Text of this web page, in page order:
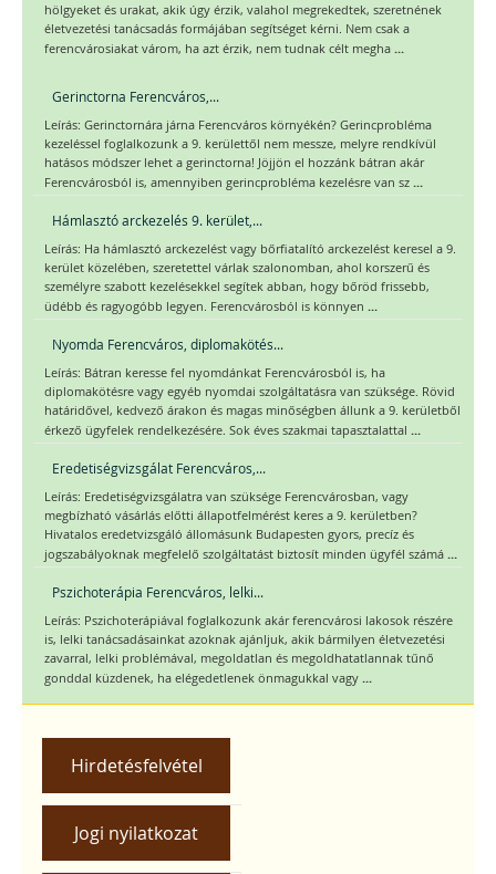
hölgyeket és urakat, akik úgy érzik, valahol megrekedtek, szeretnének
életvezetési tanácsadás formájában segítséget kérni. Nem csak a
ferencvárosiakat várom, ha azt érzik, nem tudnak célt megha ...
Gerinctorna Ferencváros,...
Leírás: Gerinctornára járna Ferencváros környékén? Gerincprobléma
kezeléssel foglalkozunk a 9. kerülettől nem messze, melyre rendkívül
hatásos módszer lehet a gerinctorna! Jöjjön el hozzánk bátran akár
Ferencvárosból is, amennyiben gerincprobléma kezelésre van sz ...
Hámlasztó arckezelés 9. kerület,...
Leírás: Ha hámlasztó arckezelést vagy bőrfiatalító arckezelést keresel a 9.
kerület közelében, szeretettel várlak szalonomban, ahol korszerű és
személyre szabott kezelésekkel segítek abban, hogy bőröd frissebb,
üdébb és ragyogóbb legyen. Ferencvárosból is könnyen ...
Nyomda Ferencváros, diplomakötés...
Leírás: Bátran keresse fel nyomdánkat Ferencvárosból is, ha
diplomakötésre vagy egyéb nyomdai szolgáltatásra van szüksége. Rövid
határidővel, kedvező árakon és magas minőségben állunk a 9. kerületből
érkező ügyfelek rendelkezésére. Sok éves szakmai tapasztalattal ...
Eredetiségvizsgálat Ferencváros,...
Leírás: Eredetiségvizsgálatra van szüksége Ferencvárosban, vagy
megbízható vásárlás előtti állapotfelmérést keres a 9. kerületben?
Hivatalos eredetvizsgáló állomásunk Budapesten gyors, precíz és
jogszabályoknak megfelelő szolgáltatást biztosít minden ügyfél számá ...
Pszichoterápia Ferencváros, lelki...
Leírás: Pszichoterápiával foglalkozunk akár ferencvárosi lakosok részére
is, lelki tanácsadásainkat azoknak ajánljuk, akik bármilyen életvezetési
zavarral, lelki problémával, megoldatlan és megoldhatatlannak tűnő
gonddal küzdenek, ha elégedetlenek önmagukkal vagy ...
Hirdetésfelvétel
Jogi nyilatkozat